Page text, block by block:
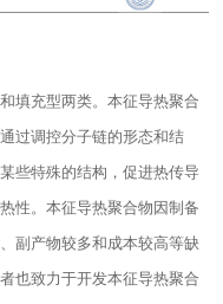
填充型两类。本征导热聚合
过调控分子链的形态和结
些特殊的结构，促进热传导
性。本征导热聚合物因制备
副产物较多和成本较高等缺
也致力于开发本征导热聚合